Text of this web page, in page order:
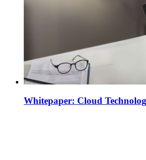
Whitepaper: Cloud